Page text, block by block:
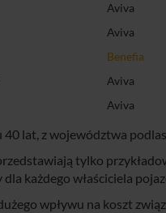
Aviva
Aviva
Benefia
Aviva
Aviva
lat, z województwa
tylko
każdego właściciela
wpływu na koszt